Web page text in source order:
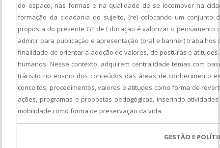
do espaço, nas formas e na qualidade de se locomover na
formação da cidadania do sujeito, (re) colocando um
proposta do presente GT de Educação é valorizar o
admitir para publicação e apresentação (oral e banner)
finalidade de orientar a adoção de valores, de posturas e
humanos. Nesse contexto, adquirem centralidade temas com
trânsito no ensino dos conteúdos das áreas de conhecimento
conceitos, procedimentos, valores e atitudes como forma de
ações, programas e propostas pedagógicas, inserindo
mobilidade como forma de preservação da vida.
GESTÃO E